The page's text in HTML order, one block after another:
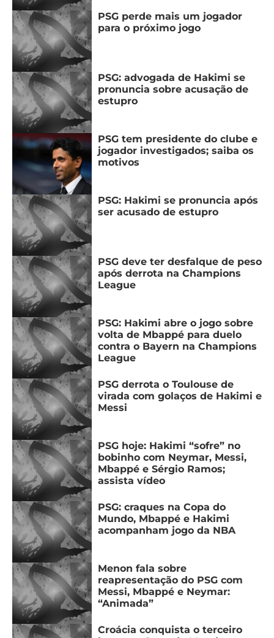
PSG perde mais um jogador
para o próximo jogo
PSG: advogada de Hakimi se
pronuncia sobre acusação de
estupro
PSG tem presidente do clube e
jogador investigados; saiba os
motivos
PSG: Hakimi se pronuncia após
ser acusado de estupro
PSG deve ter desfalque de peso
após derrota na Champions
League
PSG: Hakimi abre o jogo sobre
volta de Mbappé para duelo
contra o Bayern na Champions
League
PSG derrota o Toulouse de
virada com golaços de Hakimi e
Messi
PSG hoje: Hakimi “sofre” no
bobinho com Neymar, Messi,
Mbappé e Sérgio Ramos;
assista vídeo
PSG: craques na Copa do
Mundo, Mbappé e Hakimi
acompanham jogo da NBA
Menon fala sobre
reapresentação do PSG com
Messi, Mbappé e Neymar:
“Animada”
Croácia conquista o terceiro